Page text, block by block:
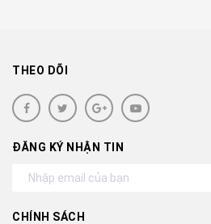
THEO DÕI
ĐĂNG KÝ NHẬN TIN
CHÍNH SÁCH